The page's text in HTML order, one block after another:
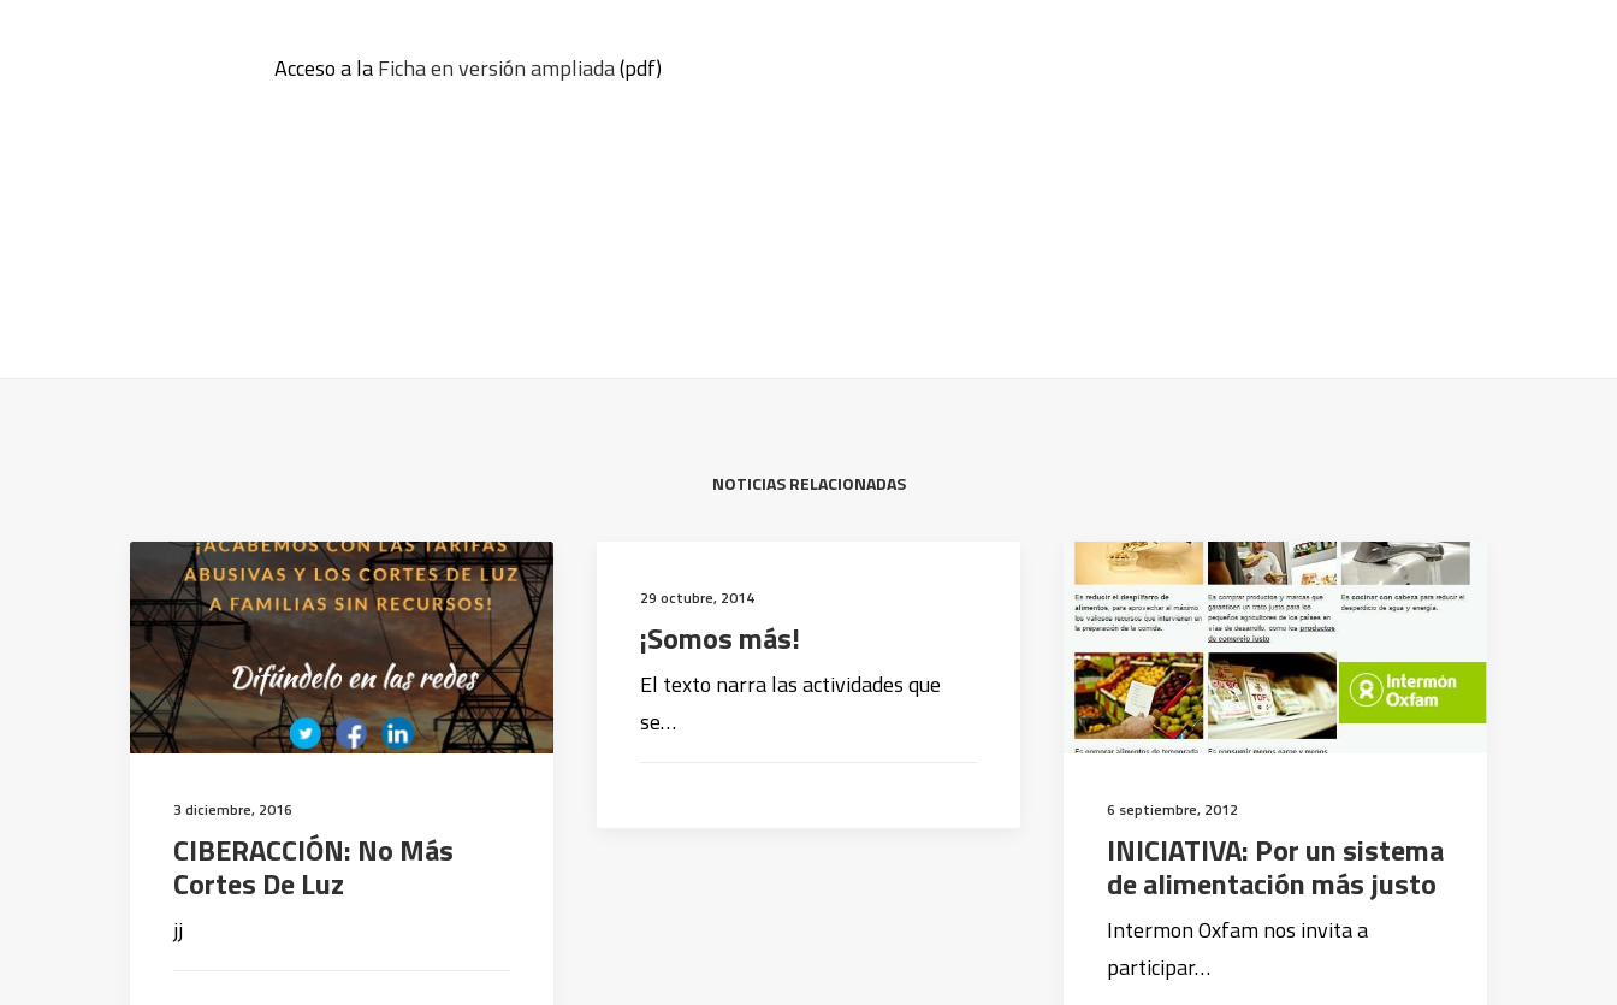
Acceso a laFicha en versión ampliada(pdf)
NOTICIAS RELACIONADAS
3 diciembre, 2016
CIBERACCIÓN: No Más
Cortes De Luz
jj
29 octubre, 2014
¡Somos más!
El texto narra las actividades que
se…
6 septiembre, 2012
INICIATIVA: Por un sistema
de alimentación más justo
Intermon Oxfam nos invita a
participar…